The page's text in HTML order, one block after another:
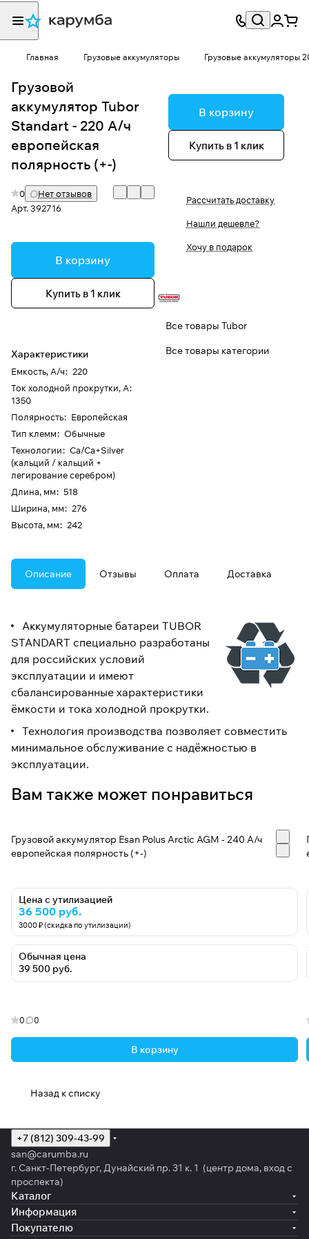
Главная Грузовые аккумуляторы Грузовые аккумуляторы
Грузовой
аккумулятор Tubor
Standart - 220 А/ч
европейская
полярность (+-)
0
Нет отзывов
Арт.392716
В корзину
Купить в 1 клик
Характеристики
Емкость, А/ч: 220
Ток холодной прокрутки, А:
1350
Полярность: Европейская
Тип клемм: Обычные
Технологии: Ca/Ca+Silver
(кальций / кальций +
легирование серебром)
Длина, мм: 518
Ширина, мм: 276
Высота, мм: 242
В корзину
Купить в 1 клик
Рассчитать доставку
Нашли дешевле?
Хочу в подарок
Все товары Tubor
Все товары категории
Описание Отзывы Оплата Доставка
Аккумуляторные батареи TUBOR
STANDART специально разработаны
для российских условий
эксплуатации и имеют
сбалансированные характеристики
ёмкости и тока холодной прокрутки.
Технология производства позволяет совместить
минимальное обслуживание с надёжностью в
эксплуатации.
Вам также может понравиться
Грузовой аккумулятор Esan Polus Arctic AGM - 240 А/ч
европейская полярность (+-)
Цена с утилизацией
36 500 руб.
3000 ₽ (скидка по утилизации)
Обычная цена
39 500 руб.
0 0
В корзину
Назад к списку
+7 (812) 309-43-99
san@carumba.ru
г. Санкт-Петербург, Дунайский пр. 31 к. 1 (центр дома, вход с
проспекта)
Каталог
Информация
Покупателю